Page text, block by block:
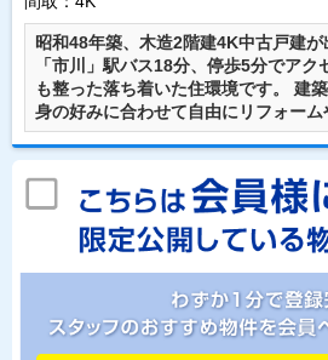
昭和48年築、木造2階建4K中古戸建
「市川」駅バス18分、停歩5分でア
も整った落ち着いた住環境です。 建
身の好みに合わせて自由にリフォーム